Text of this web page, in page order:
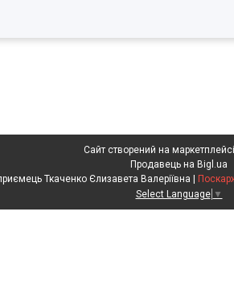
Сайт створений на маркетплейсі
Продавець на Bigl.ua
Select Language ▼